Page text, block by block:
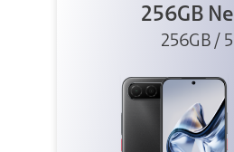
256GB
256GB /